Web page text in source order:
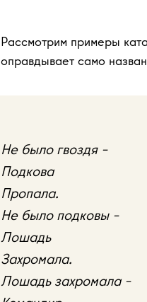
Рассмотрим примеры
оправдывает само
Не было гвоздя –
Подкова
Пропала.
Не было подковы –
Лошадь
Захромала.
Лошадь захромала –